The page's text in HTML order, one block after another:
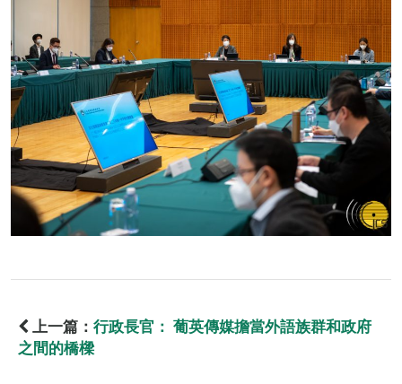
上一篇： 行政長官： 葡英傳媒擔當外語族群和政府
之間的橋樑